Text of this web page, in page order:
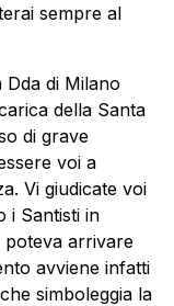
sempre al
Dda di Milano
della Santa
di grave
voi a
Vi giudicate voi
i Santisti in
poteva arrivare
avviene infatti
simboleggia la